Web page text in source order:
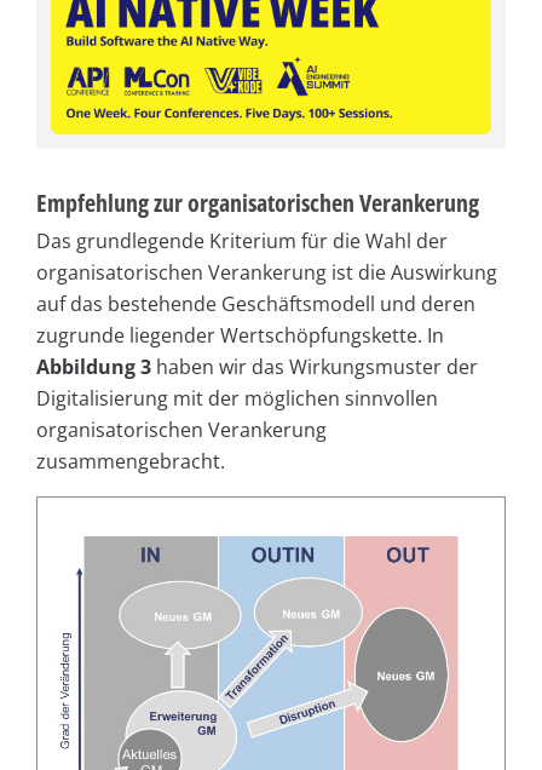
Empfehlung zur organisatorischen Verankerung
Das grundlegende Kriterium für die Wahl der
organisatorischen Verankerung ist die Auswirkung
auf das bestehende Geschäftsmodell und deren
zugrunde liegender Wertschöpfungskette. In
Abbildung 3 haben wir das Wirkungsmuster der
Digitalisierung mit der möglichen sinnvollen
organisatorischen Verankerung
zusammengebracht.